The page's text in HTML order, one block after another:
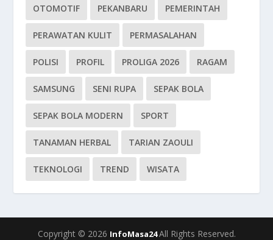
OTOMOTIF PEKANBARU PEMERINTAH
PERAWATAN KULIT PERMASALAHAN
POLISI PROFIL PROLIGA 2026 RAGAM
SAMSUNG SENI RUPA SEPAK BOLA
SEPAK BOLA MODERN SPORT
TANAMAN HERBAL TARIAN ZAOULI
TEKNOLOGI TREND WISATA
Copyright © 2026 InfoMasa24All Rights Reserved.